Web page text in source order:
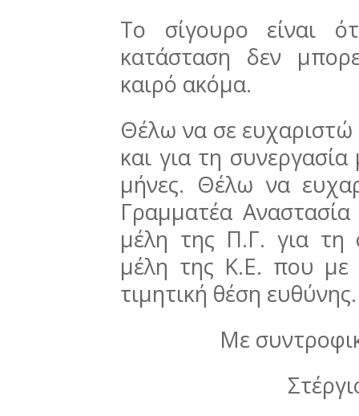
Το σίγουρο είναι
κατάσταση δεν
καιρό ακόμα.
Θέλω να σε ευχαριστώ
και για τη
μήνες. Θέλω να
Γραμματέα
μέλη της Π.Γ. για τη
μέλη της Κ.Ε. που με
τιμητική θέση ευθύνης.
Με